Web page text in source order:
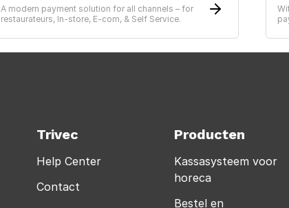
A modern payment solution for all channels – for
restaurateurs, In-store, E-com, & Self Service.
Trivec
Help Center
Contact
Producten
Kassasysteem voor
horeca
Bestel en